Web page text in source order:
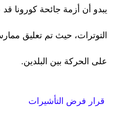
يبدو أن أزمة جائحة كورونا
التوترات، حيث تم تعليق
على الحركة بين البلدين.
قرار فرض التأشيرات